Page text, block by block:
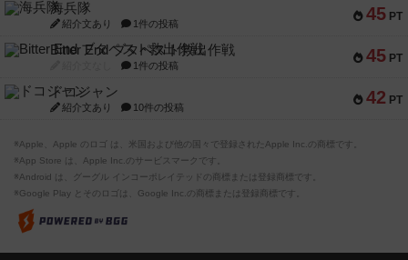
45 PT
海兵隊
紹介文あり 1件の投稿
45 PT
Bitter End ブタペスト救出作戦
1件の投稿
42 PT
ドコジャン
紹介文あり 10件の投稿
※Apple、Apple のロゴ は、米国および他の国々で登録されたApple Inc.の商標です。
※App Store は、Apple Inc.のサービスマークです。
※Android は、グーグル インコーポレイテッドの商標または登録商標です。
※Google Play とそのロゴは、Google Inc.の商標または登録商標です。